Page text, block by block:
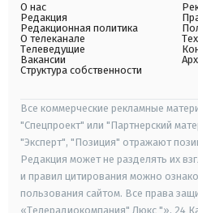
О нас
Редакция
Редакционная политика
О телеканале
Телеведущие
Вакансии
Структура собственности
Все коммерческие рекламные
"Спецпроект" или "Партнерский
"Эксперт", "Позиция" отражают
Редакция может не разделять их
и правил цитирования можно
пользования сайтом. Все права
«Телерадиокомпания" Люкс "», 24